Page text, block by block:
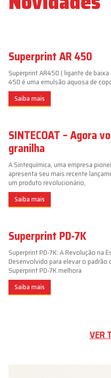
Superprint AR 450
Superprint AR450 ( ligante de
450 é uma emulsão aquosa de
Saiba mais
SINTECOAT – Agora
granilha
A Sintequímica, uma empresa
apresenta seu mais recente
um produto revolucionário,
Saiba mais
Superprint PD-7K
Superprint PD-7K: A Revolução na
Desenvolvido para elevar o
Superprint PD-7K melhora
Saiba mais
VER